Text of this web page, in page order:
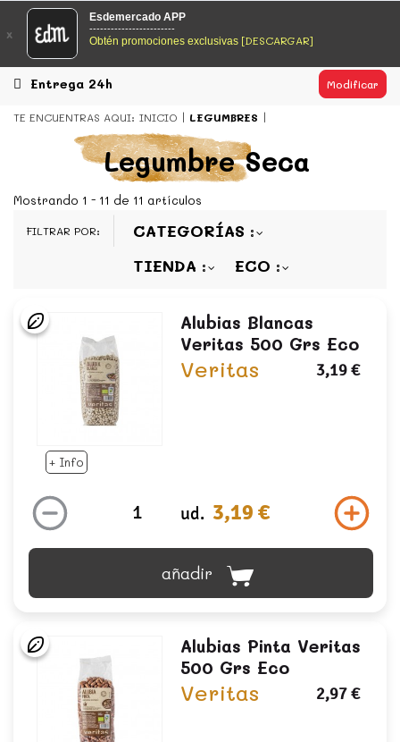
EsDeMercado.com
EsDeMercado.com
los mejores mercados de Barcelona y de productores
locales.
EsDeMercado.com
EsDeMercado.comte lleva a casa los mejores productos de
los mejores mercados de Barcelona y de productores
x
Esdemercado APP
------------------------
Obtén promociones exclusivas [DESCARGAR]
Entrega 24h Modificar
TE ENCUENTRAS AQUI: INICIO LEGUMBRES
Legumbre Seca
Mostrando 1 - 11 de 11 artículos
FILTRAR POR:
CATEGORÍAS
TIENDA
ECO
+ Info
Alubias Blancas
Veritas 500 Grs Eco
Veritas 3,19 €
ud. 3,19 €
añadir
Alubias Pinta Veritas
500 Grs Eco
Veritas 2,97 €